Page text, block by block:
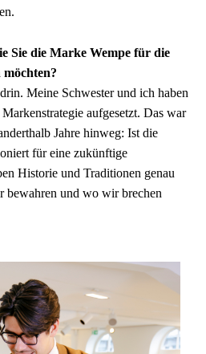
Sie die Marke Wempe für die
Meine Schwester und ich haben
aufgesetzt. Das war
Jahre hinweg: Ist die
für eine zukünftige
Historie und Traditionen genau
bewahren und wo wir brechen